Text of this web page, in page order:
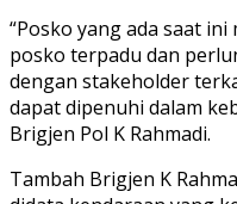
“Posko yang ada saat
posko terpadu dan
dengan stakeholder
dapat dipenuhi dalam
Brigjen Pol K Rahmadi.
Tambah Brigjen K